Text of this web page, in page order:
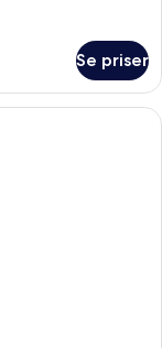
Se priser
en stor säng, en